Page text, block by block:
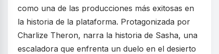
como una de las producciones más exitosas en
la historia de la plataforma. Protagonizada por
Charlize Theron, narra la historia de Sasha, una
escaladora que enfrenta un duelo en el desierto